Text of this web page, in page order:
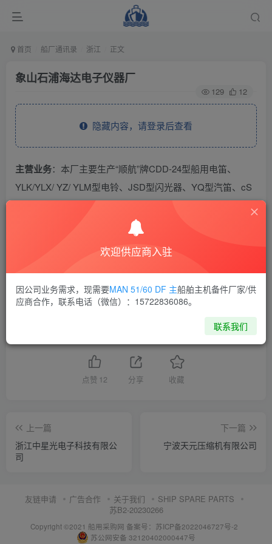
首页 船厂通讯录 浙江 正文
象山石浦海达电子仪器厂
129 12
隐藏内容，请登录后查看
主营业务：本厂主要生产“顺航”牌CDD-24型船用电笛、
YLK/YLX/ YZ/ YLM型电铃、JSD型闪光器、YQ型汽笛、cS
THE END
供应商通讯录 浙江
点赞 12 分享 收藏
上一篇
浙江中星光电子科技有限公
司
下一篇
宁波天元压缩机有限公司
友链申请 广告合作 关于我们
SHIP SPARE PARTS
苏B2-20230266
Copyright ©2021 船用采购网 备案号：苏ICP备2022046727号-2
苏公网安备 32120402000447号
欢迎供应商入驻
因公司业务需求，现需要MAN 51/60 DF 主船舶主机备件厂家/供
应商合作，联系电话（微信）：15722836086。
联系我们